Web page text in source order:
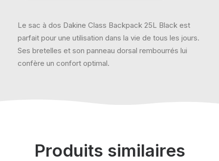
Le sac à dos Dakine Class Backpack 25L Black est
parfait pour une utilisation dans la vie de tous les jours.
Ses bretelles et son panneau dorsal rembourrés lui
confère un confort optimal.
Produits similaires